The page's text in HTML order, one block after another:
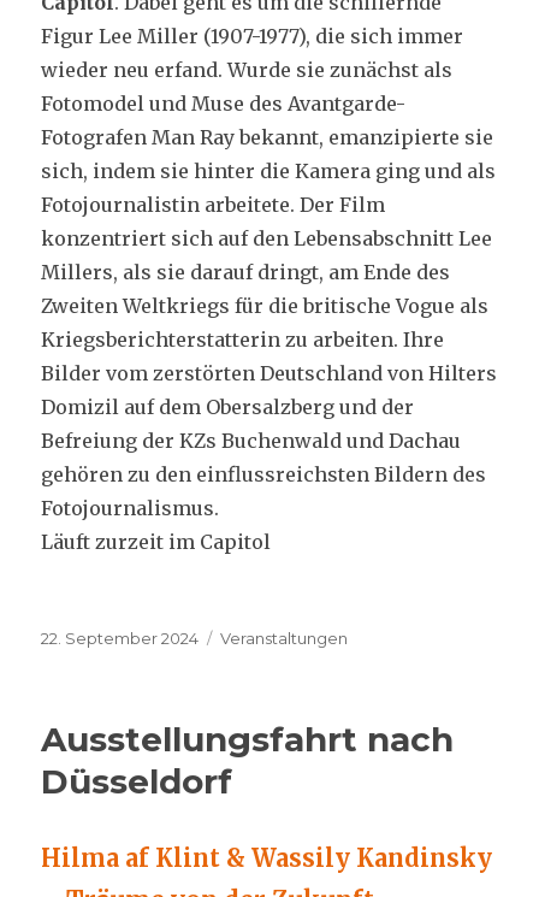
Figur Lee Miller (1907-1977), die sich immer
wieder neu erfand. Wurde sie zunächst als
Fotomodel und Muse des Avantgarde-
Fotografen Man Ray bekannt, emanzipierte sie
sich, indem sie hinter die Kamera ging und als
Fotojournalistin arbeitete. Der Film
konzentriert sich auf den Lebensabschnitt Lee
Millers, als sie darauf dringt, am Ende des
Zweiten Weltkriegs für die britische Vogue als
Kriegsberichterstatterin zu arbeiten. Ihre
Bilder vom zerstörten Deutschland von Hilters
Domizil auf dem Obersalzberg und der
Befreiung der KZs Buchenwald und Dachau
gehören zu den einflussreichsten Bildern des
Fotojournalismus.
Läuft zurzeit im Capitol
Veröffentlicht
22. September 2024 Kategorien
Veranstaltungen
Ausstellungsfahrt nach
Düsseldorf
Hilma af Klint & Wassily Kandinsky